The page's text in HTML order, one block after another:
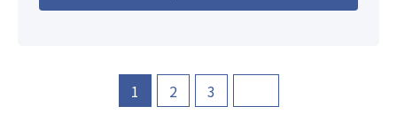
1 2 3